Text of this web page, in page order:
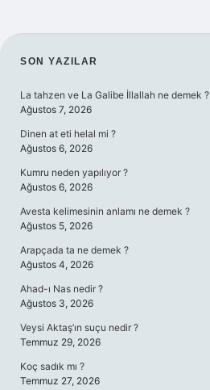
SIDEBAR
SON YAZILAR
La tahzen ve La Galibe İllallah ne demek ?
Ağustos 7, 2026
Dinen at eti helal mi ?
Ağustos 6, 2026
Kumru neden yapılıyor ?
Ağustos 6, 2026
Avesta kelimesinin anlamı ne demek ?
Ağustos 5, 2026
Arapçada ta ne demek ?
Ağustos 4, 2026
Ahad-ı Nas nedir ?
Ağustos 3, 2026
Veysi Aktaş’ın suçu nedir ?
Temmuz 29, 2026
Koç sadık mı ?
Temmuz 27, 2026